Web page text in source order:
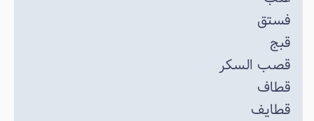
فستق
قبج
قصب السکر
قطاف
قطایف